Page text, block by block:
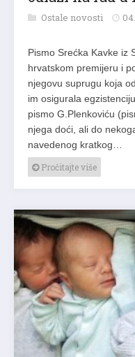
Ostale novosti
Pismo Srećka Kavke iz
hrvatskom premijeru i
njegovu suprugu koja
im osigurala
pismo G.Plenkoviću
njega doći, ali do
navedenog kratkog…
Pročitajte više